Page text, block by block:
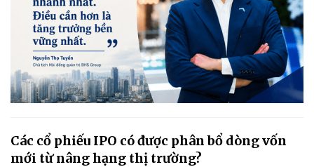
Các cổ phiếu IPO có được phân bổ dòng vốn
mới từ nâng hạng thị trường?